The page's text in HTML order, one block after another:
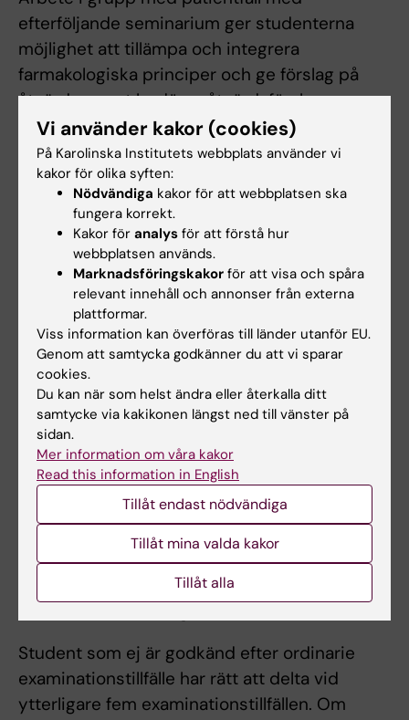
efterföljande seminarium ger studenterna
möjlighet att tillämpa och integrera
farmakologiska principer och ge förslag på
åtgärder samt bedöma åtgärdsförslag.
Examinator bedömer om och i så fall hur
frånvaro från obligatoriska utbildningsinslag
kan tas igen. Innan studenten deltagit i de
obligatoriska utbildningsinslagen eller tagit
igen frånvaro i enlighet med examinators
anvisningar kan inte studieresultaten
slutrapporteras. Frånvaro från ett obligatoriskt
utbildningsinslag kan innebära att den
studerande inte kan ta igen tillfället förrän
nästa gång kursen ges.
Examination
Moment 1: Samtliga mål examineras med en
individuell skriftlig tentamen.
Moment 2: Läkemedelslag och
Läkemedelsförordning samt tillhörande
föreskrifter och allmänna råd examineras med
Student som ej är godkänd efter ordinarie
examinationstillfälle har rätt att delta vid
ytterligare fem examinationstillfällen. Om
Vi använder kakor (cookies)
På Karolinska Institutets webbplats använder vi
kakor för olika syften:
Nödvändiga kakor för att webbplatsen ska
fungera korrekt.
Kakor för analys för att förstå hur
webbplatsen används.
Marknadsföringskakor för att visa och spåra
relevant innehåll och annonser från externa
plattformar.
Viss information kan överföras till länder utanför EU.
Genom att samtycka godkänner du att vi sparar
cookies.
Du kan när som helst ändra eller återkalla ditt
samtycke via kakikonen längst ned till vänster på
sidan.
Mer information om våra kakor
Read this information in English
Tillåt endast nödvändiga
Tillåt mina valda kakor
Tillåt alla